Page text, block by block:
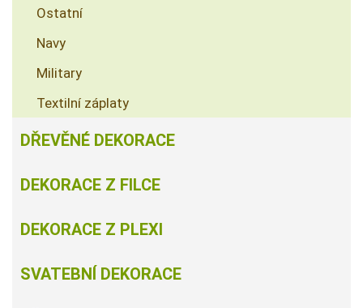
Ostatní
Navy
Military
Textilní záplaty
DŘEVĚNÉ DEKORACE
DEKORACE Z FILCE
DEKORACE Z PLEXI
SVATEBNÍ DEKORACE